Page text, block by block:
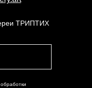
ТРИПТИХ